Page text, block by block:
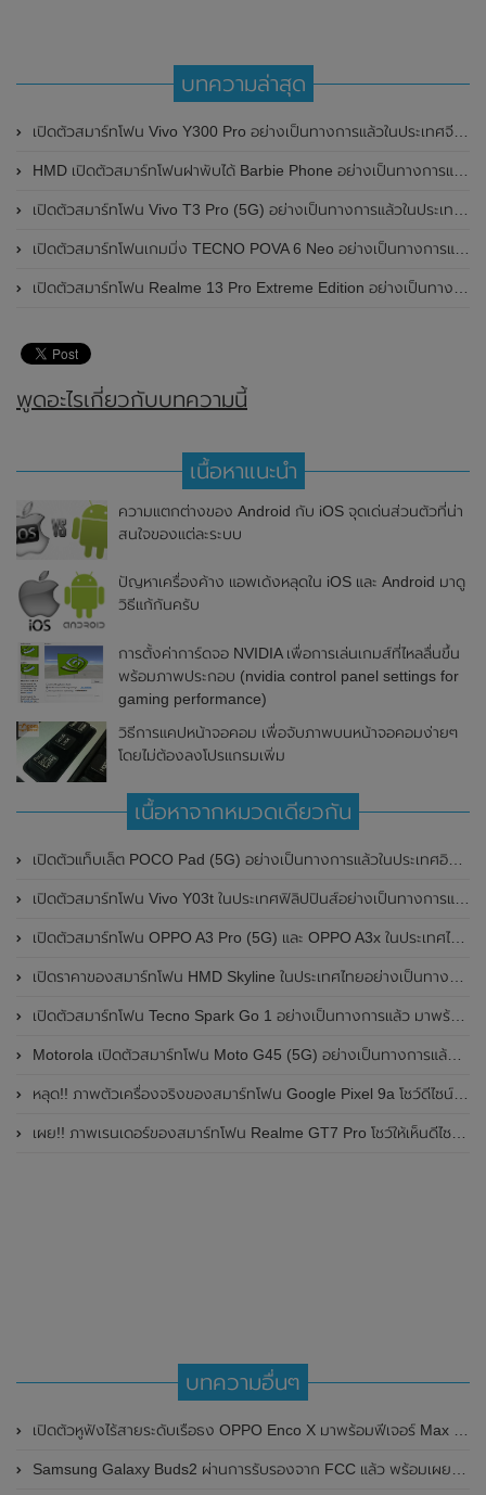
บทความล่าสุด
เปิดตัวสมาร์ทโฟน Vivo Y300 Pro อย่างเป็นทางการแล้วในประเทศจีน มาพร้อมดีไซน์พรีเมี่ยม ทนทาน และแบตเตอรี่สุดอึดขนาดใหญ่ 6,500mAh พร้อมรองรับการชาร์จไว 80W
HMD เปิดตัวสมาร์ทโฟนฝาพับได้ Barbie Phone อย่างเป็นทางการแล้ว มาพร้อมธีมสีชมพูสดใส
เปิดตัวสมาร์ทโฟน Vivo T3 Pro (5G) อย่างเป็นทางการแล้วในประเทศอินเดีย
เปิดตัวสมาร์ทโฟนเกมมิ่ง TECNO POVA 6 Neo อย่างเป็นทางการแล้วในประเทศไทย ในราคา 8,499 บาท
เปิดตัวสมาร์ทโฟน Realme 13 Pro Extreme Edition อย่างเป็นทางการแล้วในประเทศจีน
พูดอะไรเกี่ยวกับบทความนี้
เนื้อหาแนะนำ
ความแตกต่างของ Android กับ iOS จุดเด่นส่วนตัวที่น่า
สนใจของแต่ละระบบ
ปัญหาเครื่องค้าง แอพเด้งหลุดใน iOS และ Android มาดู
วิธีแก้กันครับ
การตั้งค่าการ์ดจอ NVIDIA เพื่อการเล่นเกมส์ที่ไหลลื่นขึ้น
พร้อมภาพประกอบ (nvidia control panel settings for
gaming performance)
วิธีการแคปหน้าจอคอม เพื่อจับภาพบนหน้าจอคอมง่ายๆ
โดยไม่ต้องลงโปรแกรมเพิ่ม
เนื้อหาจากหมวดเดียวกัน
เปิดตัวแท็บเล็ต POCO Pad (5G) อย่างเป็นทางการแล้วในประเทศอินเดีย มาพร้อมชิปเซ็ต Snapdragon 7s Gen 2 ของ Qualcomm และรองรับเครือข่าย 5G
เปิดตัวสมาร์ทโฟน Vivo Y03t ในประเทศฟิลิปปินส์อย่างเป็นทางการแล้ว มาพร้อมชิปเซ็ต Unisoc T612 , กล้องหลัง ความละเอียด 13MP , แบตเตอรี่ 5,000mAh และหน้าจอแสดงผล LCD / 90Hz
เปิดตัวสมาร์ทโฟน OPPO A3 Pro (5G) และ OPPO A3x ในประเทศไทยอย่างเป็นทางการแล้ว ในราคาเริ่มต้นเพียง 3,999 บาท
เปิดราคาของสมาร์ทโฟน HMD Skyline ในประเทศไทยอย่างเป็นทางการแล้ว ราคา 14,990 บาท
เปิดตัวสมาร์ทโฟน Tecno Spark Go 1 อย่างเป็นทางการแล้ว มาพร้อมหน้าจอแสดงผล LCD / 120Hz , แบตเตอรี่ 5,000mAh และใช้ชิปเซ็ต Unisoc
Motorola เปิดตัวสมาร์ทโฟน Moto G45 (5G) อย่างเป็นทางการแล้วในอินเดีย
หลุด!! ภาพตัวเครื่องจริงของสมาร์ทโฟน Google Pixel 9a โชว์ดีไซน์ใหม่ กล้องหลังแบนราบ ไม่มีกรอบของกล้องแล้ว
เผย!! ภาพเรนเดอร์ของสมาร์ทโฟน Realme GT7 Pro โชว์ให้เห็นดีไซน์ใหม่ พร้อมเผยรายละเอียดสเปกที่สำคัญบางส่วน
บทความอื่นๆ
เปิดตัวหูฟังไร้สายระดับเรือธง OPPO Enco X มาพร้อมฟีเจอร์ Max Noise Cancellation ดีไซน์คลาสสิคและเรียบหรู ในราคา 5,999 บาท
Samsung Galaxy Buds2 ผ่านการรับรองจาก FCC แล้ว พร้อมเผยภาพและรายละเอียดบางส่วน